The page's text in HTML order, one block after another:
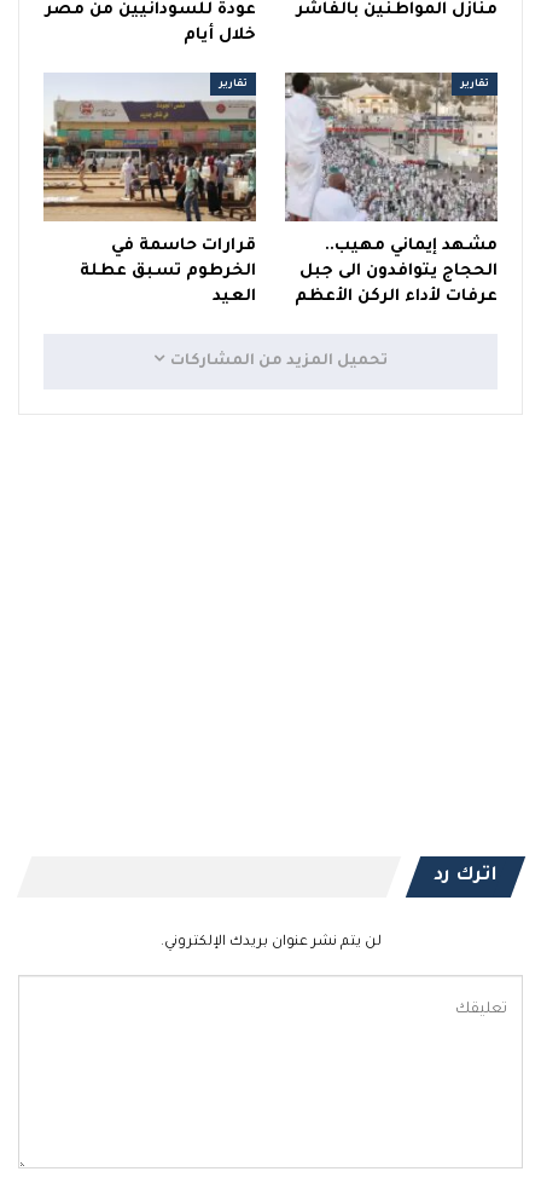
منازل المواطنين بالفاشر
عودة للسودانيين من مصر
خلال أيام
تقارير
مشهد إيماني مهيب..
الحجاج يتوافدون الى جبل
عرفات لأداء الركن الأعظم
تقارير
قرارات حاسمة في
الخرطوم تسبق عطلة
العيد
تحميل المزيد من المشاركات
اترك رد
لن يتم نشر عنوان بريدك الإلكتروني.